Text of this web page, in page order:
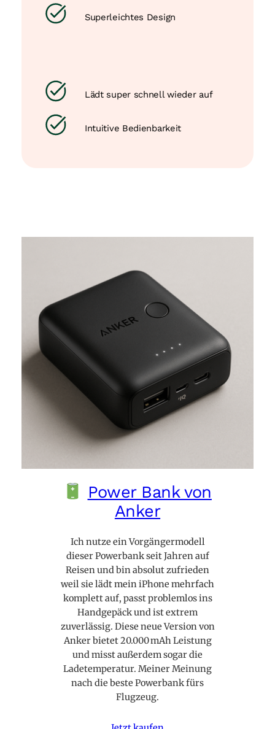
Superleichtes Design
Lädt super schnell wieder auf
Intuitive Bedienbarkeit
Power Bank von
Anker
Ich nutze ein Vorgängermodell
dieser Powerbank seit Jahren auf
Reisen und bin absolut zufrieden
weil sie lädt mein iPhone mehrfach
komplett auf, passt problemlos ins
Handgepäck und ist extrem
zuverlässig. Diese neue Version von
Anker bietet 20.000 mAh Leistung
und misst außerdem sogar die
Ladetemperatur. Meiner Meinung
nach die beste Powerbank fürs
Flugzeug.